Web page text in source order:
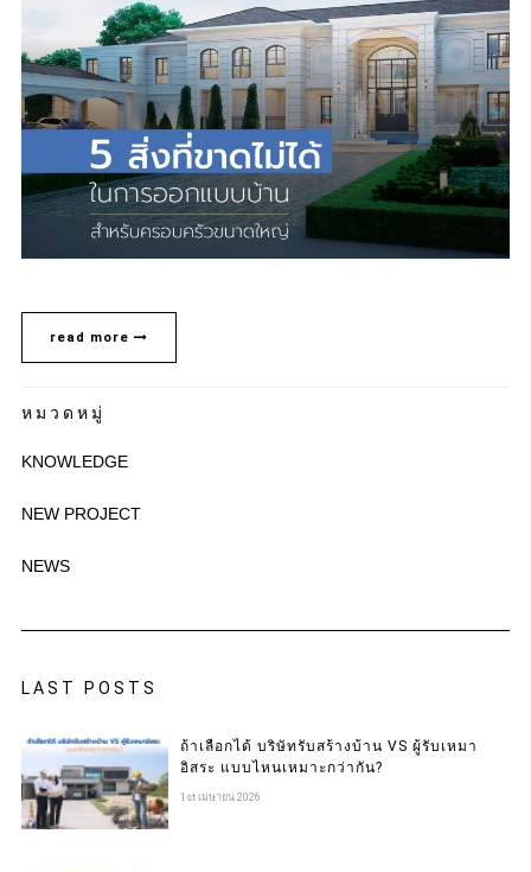
read more
หมวดหมู่
KNOWLEDGE
NEW PROJECT
NEWS
LAST POSTS
ถ้าเลือกได้ บริษัทรับสร้างบ้าน VS ผู้รับเหมา
อิสระ แบบไหนเหมาะกว่ากัน?
1st เมษายน 2026